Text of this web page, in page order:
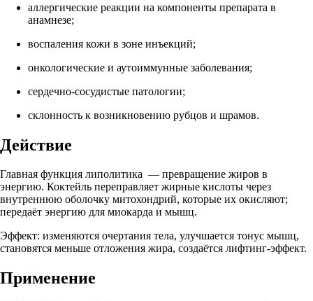
аллергические реакции на компоненты препарата в
анамнезе;
воспаления кожи в зоне инъекций;
онкологические и аутоиммунные заболевания;
сердечно-сосудистые патологии;
склонность к возникновению рубцов и шрамов.
Действие
Главная функция липолитика — превращение жиров в
энергию. Коктейль переправляет жирные кислоты через
внутреннюю оболочку митохондрий, которые их окисляют;
передаёт энергию для миокарда и мышц.
Эффект: изменяются очертания тела, улучшается тонус мышц,
становятся меньше отложения жира, создаётся лифтинг-эффект.
Применение